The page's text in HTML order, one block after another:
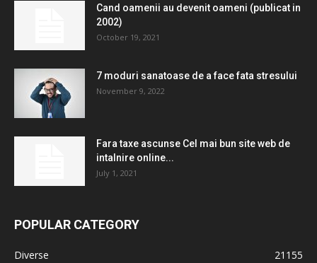
Cand oamenii au devenit oameni (publicat in
2002)
October 19, 2021
7 moduri sanatoase de a face fata stresului
November 9, 2022
Fara taxe ascunse Cel mai bun site web de
intalnire online...
July 1, 2021
POPULAR CATEGORY
Diverse 21155